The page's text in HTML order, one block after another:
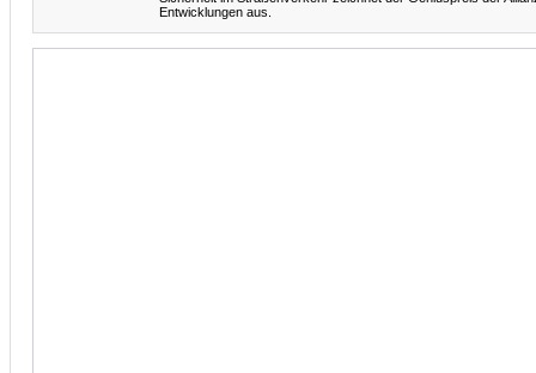
Entwicklungen aus.